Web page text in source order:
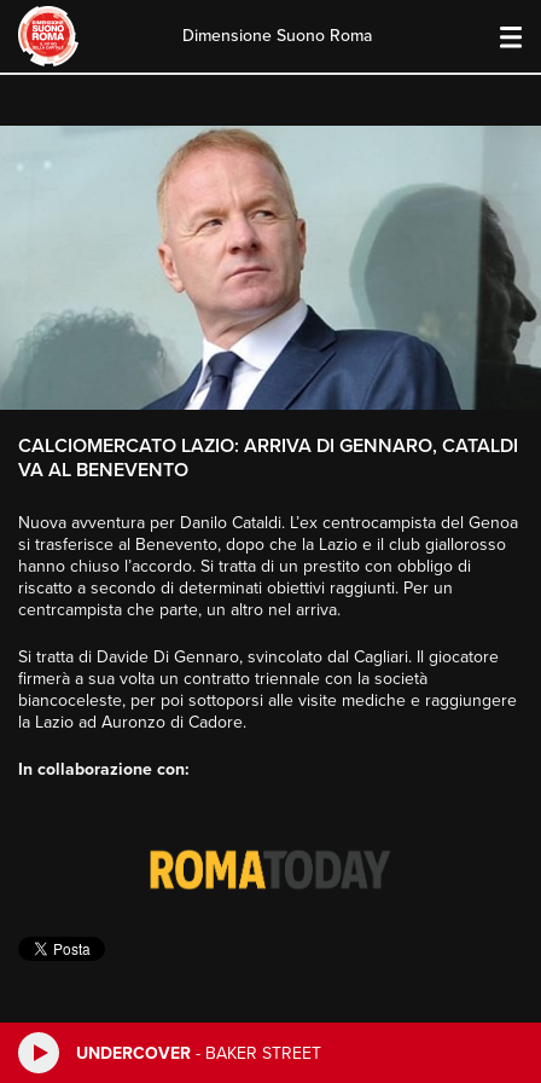
UNDERCOVER - BAKER STREET
content
Dimensione Suono Roma
CALCIOMERCATO LAZIO: ARRIVA DI GENNARO, CATALDI
VA AL BENEVENTO
Nuova avventura per Danilo Cataldi. L’ex centrocampista del Genoa
si trasferisce al Benevento, dopo che la Lazio e il club giallorosso
hanno chiuso l’accordo. Si tratta di un prestito con obbligo di
riscatto a secondo di determinati obiettivi raggiunti. Per un
centrcampista che parte, un altro nel arriva.
Si tratta di Davide Di Gennaro, svincolato dal Cagliari. Il giocatore
firmerà a sua volta un contratto triennale con la società
biancoceleste, per poi sottoporsi alle visite mediche e raggiungere
la Lazio ad Auronzo di Cadore.
In collaborazione con: